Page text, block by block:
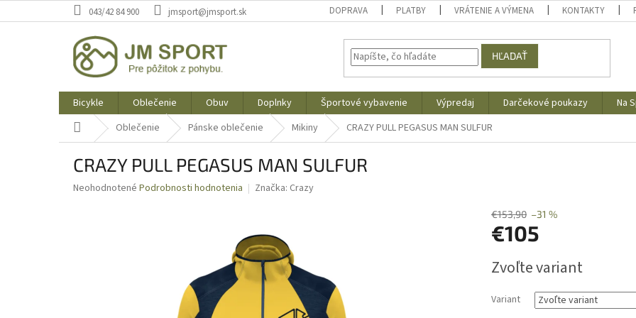
na
043/42 84 900 jmsport@jmsport.sk DOPRAVA PLATBY VRÁTENIE A VÝMENA KONTAKTY
HĽADAŤ
Bicykle Oblečenie Obuv Doplnky Športové vybavenie Výpredaj Darčekové poukazy Na
Domov Oblečenie Pánske oblečenie Mikiny CRAZY PULL PEGASUS MAN SULFUR
CRAZY PULL PEGASUS MAN SULFUR
Priemerné
Neohodnotené Podrobnosti hodnotenia Značka: Crazy
€153,90 –31 %
€105
cena:
Zvoľte variant
Variant